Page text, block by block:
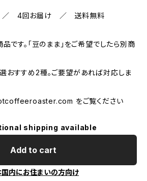
／ 4回お届け ／ 送料無料
品です。「豆のまま」をご希望でしたら別商
おすすめ2種。ご要望があれば対応しま
をご覧ください
shipping available
Add to cart
国内にお住まいの方向け